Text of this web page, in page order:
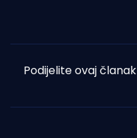
Podijelite ovaj članak